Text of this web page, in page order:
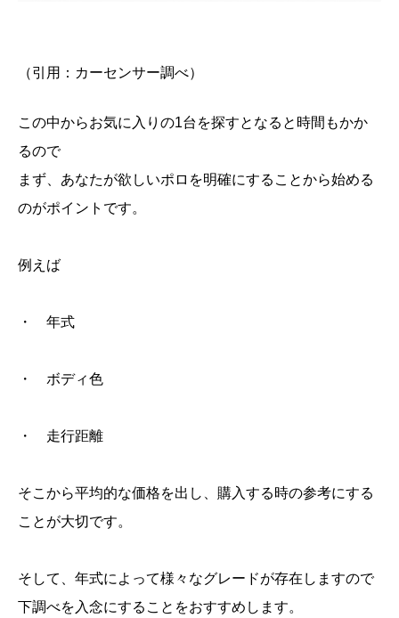
（引用： カーセンサー調べ）
この中からお気に入りの1台を探すとなると時間もかか
るので
まず、あなたが欲しいポロを明確にすることから始める
のがポイントです。
例えば
・ 年式
・ ボディ色
・ 走行距離
そこから平均的な価格を出し、購入する時の参考にする
ことが大切です。
そして、年式によって様々なグレードが存在しますので
下調べを入念にすることをおすすめします。